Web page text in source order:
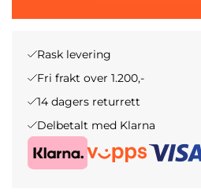
E
D
Rask levering
Fri frakt over 1.200,-
14 dagers returrett
Delbetalt med Klarna